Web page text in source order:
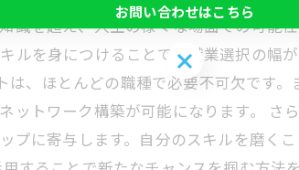
識を超え、人生の様々な場面での可能
を身につけることで、職業選択の幅
、ほとんどの職種で必要不可欠です
トワーク構築が可能になります。 さ
プに寄与します。自分のスキルを磨く
お問い合わせはこちら
お問い合わせはこちら